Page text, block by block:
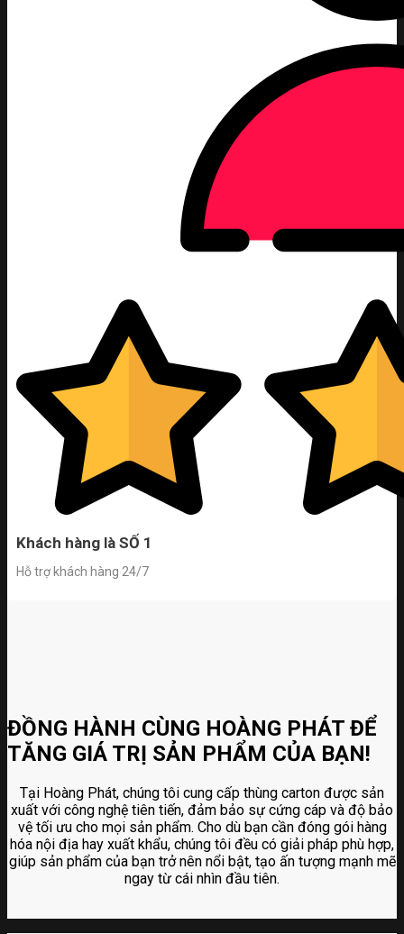
Khách hàng là SỐ 1
Hỗ trợ khách hàng 24/7
ĐỒNG HÀNH CÙNG HOÀNG PHÁT ĐỂ
TĂNG GIÁ TRỊ SẢN PHẨM CỦA BẠN!
Tại Hoàng Phát, chúng tôi cung cấp thùng carton được sản
xuất với công nghệ tiên tiến, đảm bảo sự cứng cáp và độ bảo
vệ tối ưu cho mọi sản phẩm. Cho dù bạn cần đóng gói hàng
hóa nội địa hay xuất khẩu, chúng tôi đều có giải pháp phù hợp,
giúp sản phẩm của bạn trở nên nổi bật, tạo ấn tượng mạnh mẽ
ngay từ cái nhìn đầu tiên.